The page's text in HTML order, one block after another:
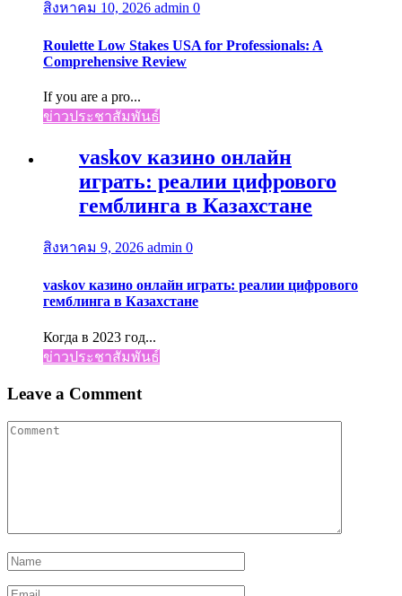
สิงหาคม 10, 2026 admin 0
Roulette Low Stakes USA for Professionals: A
Comprehensive Review
If you are a pro...
ข่าวประชาสัมพันธ์
vaskov казино онлайн
играть: реалии цифрового
гемблинга в Казахстане
สิงหาคม 9, 2026 admin 0
vaskov казино онлайн играть: реалии цифрового
гемблинга в Казахстане
Когда в 2023 год...
ข่าวประชาสัมพันธ์
Leave a Comment